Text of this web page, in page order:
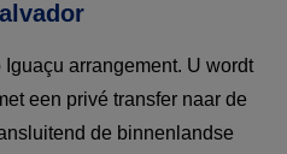
arrangement. U wordt
een privé transfer naar de
de binnenlandse